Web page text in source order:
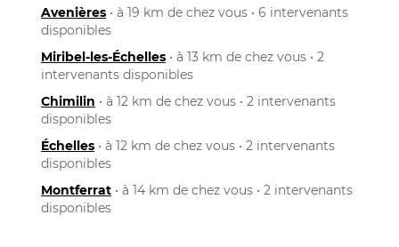
Avenières • à 19 km de chez vous • 6 intervenants
disponibles
Miribel-les-Échelles • à 13 km de chez vous • 2
intervenants disponibles
Chimilin • à 12 km de chez vous • 2 intervenants
disponibles
Échelles • à 12 km de chez vous • 2 intervenants
disponibles
Montferrat • à 14 km de chez vous • 2 intervenants
disponibles